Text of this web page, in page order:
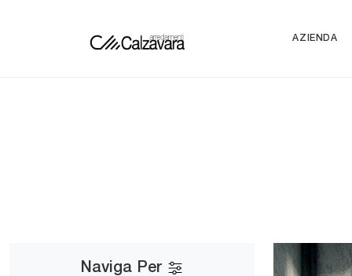
AZIENDA
Naviga Per